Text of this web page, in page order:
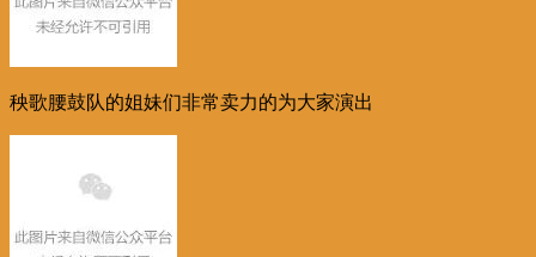
秧歌腰鼓队的姐妹们非常卖力的为大家演出